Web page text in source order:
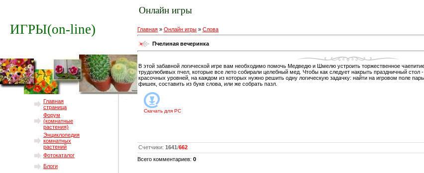
ИГРЫ(on-line)
Главная
страница
Форум
(комнатные
растения)
Энциклопедия
комнатных
растений
Фотокаталог
Блоги
Онлайн игры
Главная » Онлайн игры » Слова
Пчелиная вечеринка
В этой забавной логической игре вам необходимо помочь Медведю и Шмелю устроить торжественное
трудолюбивых пчел, которые все лето собирали целебный мед. Чтобы как следует накрыть праздничный стол
красочных уровней, на каждом из которых нужно решить одну логическую задачку: найти на игровом поле
фишек, составить из букв слова, или же собрать пазл.
Скачать для PC
Счетчики: 1641 /662
Всего комментариев: 0